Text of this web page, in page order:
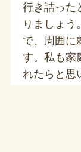
行き詰った
りましょ
で、周囲に
す。私も家
れたらと思